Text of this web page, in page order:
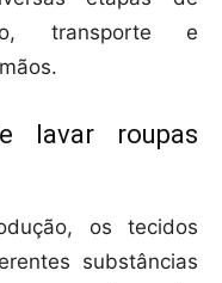
transporte e
lavar roupas
os tecidos
substâncias